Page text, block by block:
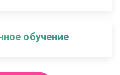
обучение